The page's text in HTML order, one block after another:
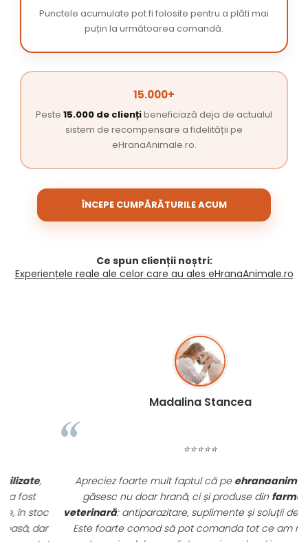
Punctele acumulate pot fi folosite pentru a plăti mai
puțin la următoarea comandă.
15.000+
Peste 15.000 de cliențibeneficiază deja de actualul
sistem de recompensare a fidelității pe
eHranaAnimale.ro.
ÎNCEPE CUMPĂRĂTURILE ACUM
Ce spun clienții noștri:
Experiențele reale ale celor care au ales eHranaAnimale.ro
Madalina Stancea
Apreciez foarte mult faptul că peehranaanimale.ro
găsesc nu doar hrană, ci și produse dinfarmacia
veterinară: antiparazitare, suplimente și soluții de îngrijire.
Este foarte comod să pot comanda tot ce am nevoie